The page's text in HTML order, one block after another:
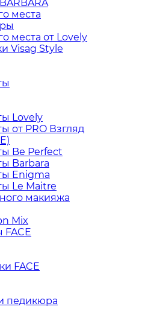
места
места от Lovely
Visag Style
Lovely
от PRO Взгляд
Be Perfect
Barbara
Enigma
Le Maitre
макияжа
Mix
FACE
педикюра